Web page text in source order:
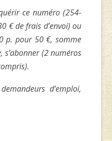
ce numéro (254-
€ de frais d’envoi) ou
pour 50 €, somme
(2 numéros
d’emploi,